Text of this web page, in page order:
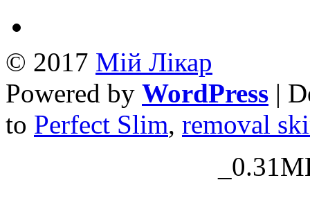
© 2017 Mій Лікар
Powered by WordPress |
to Perfect Slim, removal